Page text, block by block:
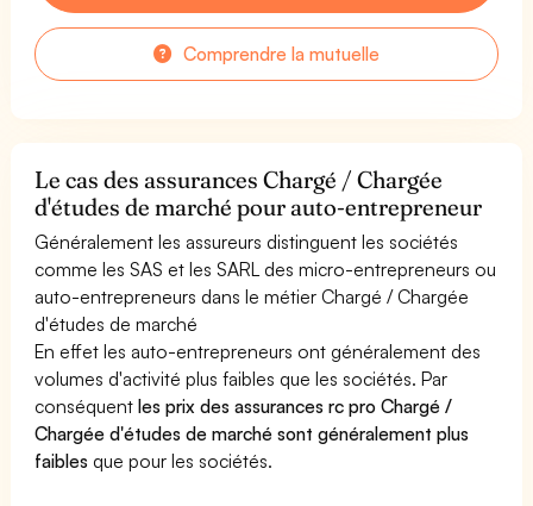
Comprendre la mutuelle
Le cas des assurances Chargé / Chargée
d'études de marché pour auto-entrepreneur
Généralement les assureurs distinguent les sociétés
comme les SAS et les SARL des micro-entrepreneurs ou
auto-entrepreneurs dans le métier Chargé / Chargée
d'études de marché
En effet les auto-entrepreneurs ont généralement des
volumes d'activité plus faibles que les sociétés. Par
conséquentles prix des assurances rc pro Chargé /
Chargée d'études de marché sont généralement plus
faibles que pour les sociétés.